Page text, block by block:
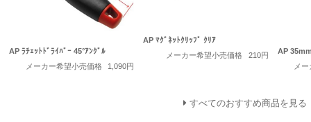
AP ﾗﾁｪｯﾄﾄﾞﾗｲﾊﾞｰ 45°ｱﾝｸﾞﾙ
メーカー希望小売価格
1,090円
AP ﾏｸﾞﾈｯﾄｸﾘｯﾌﾟ ｸﾘｱ
メーカー希望小売価格
210円
AP
メ
すべてのおすすめ商品を見る